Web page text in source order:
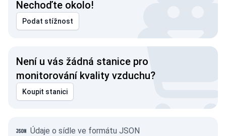
Nechoďte okolo!
Podat stížnost
Není u vás žádná stanice pro
monitorování kvality vzduchu?
Koupit stanici
Údaje o sídle ve formátu JSON